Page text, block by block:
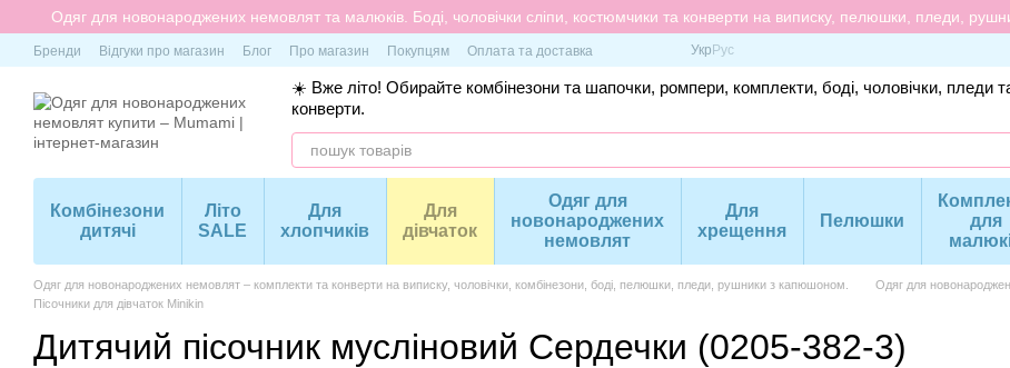
Перейти до основного контенту
Одяг для новонароджених немовлят та малюків. Боді, чоловічки сліпи, костюмчики та конверти на виписку, пелюшки, пледи,
Бренди Відгуки про магазин Блог Про магазин Покупцям Оплата та доставка Укр Рус
☀️ Вже літо! Обирайте комбінезони та шапочки, ромпери, комплекти, боді, чоловічки, пледи
конверти.
Комбінезони
дитячі
Літо
SALE
Для
хлопчиків
Для
дівчаток
Одяг для
новонароджених
немовлят
Для
хрещення
Пелюшки
для
Одяг для новонароджених немовлят – комплекти та конверти на виписку, чоловічки, комбінезони, боді, пелюшки, пледи, рушники з капюшоном. Одяг для
Пісочники для дівчаток Minikin
Дитячий пісочник мусліновий Сердечки (0205-382-3)